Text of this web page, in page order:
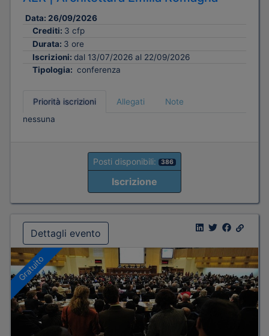
Data: 26/09/2026
Crediti: 3 cfp
Durata: 3 ore
Iscrizioni: dal 13/07/2026 al 22/09/2026
Tipologia: conferenza
Priorità iscrizioni Allegati
Note
nessuna
Posti disponibili: 386
Iscrizione
Dettagli evento
Gratuito